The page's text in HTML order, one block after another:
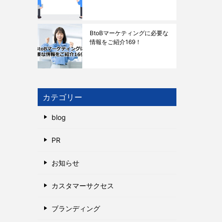
BtoBマーケティングに必要な
情報をご紹介169！
カテゴリー
blog
PR
お知らせ
カスタマーサクセス
ブランディング